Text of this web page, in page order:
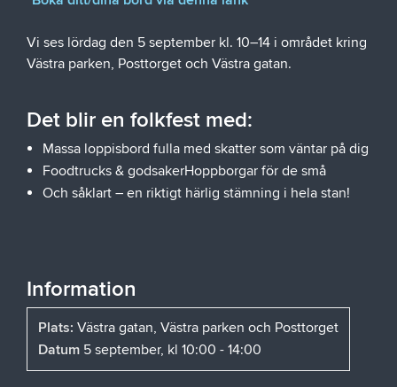
Vi ses lördag den 5 september kl. 10–14 i området kring
Västra parken, Posttorget och Västra gatan.
Det blir en folkfest med:
Massa loppisbord fulla med skatter som väntar på dig
Foodtrucks & godsakerHoppborgar för de små
Och såklart – en riktigt härlig stämning i hela stan!
Information
Plats: Västra gatan, Västra parken och Posttorget
Datum 5 september, kl 10:00 - 14:00